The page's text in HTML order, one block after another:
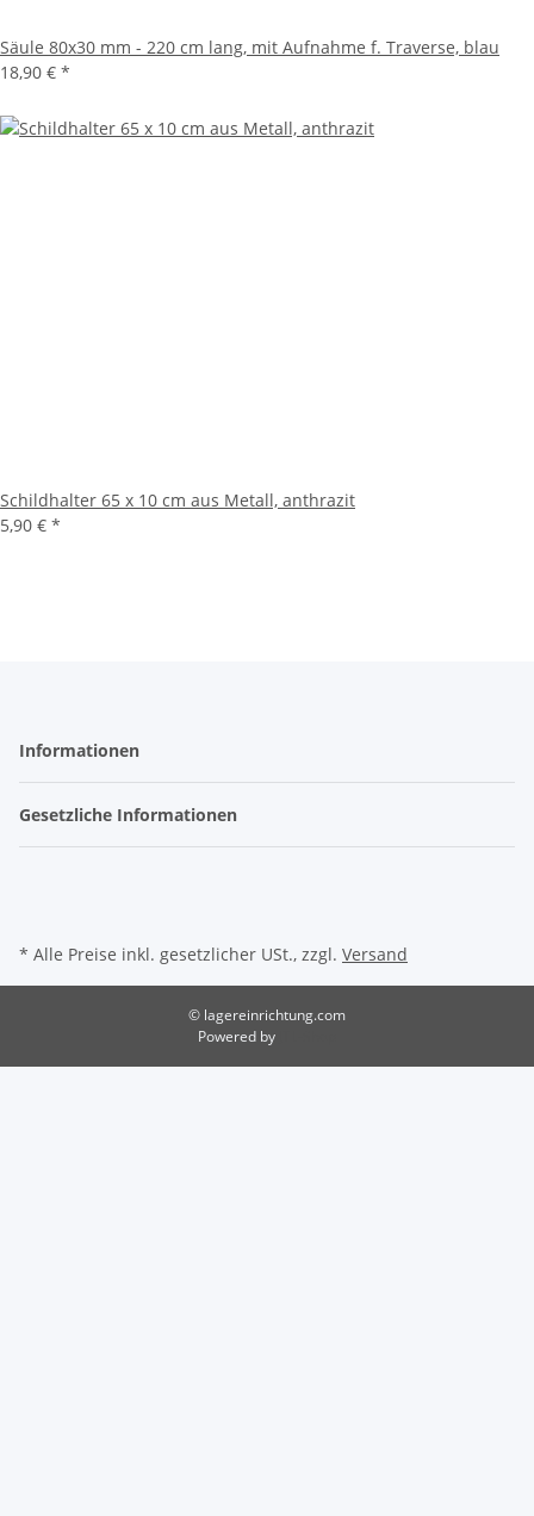
Säule 80x30 mm - 220 cm lang, mit Aufnahme f. Traverse, blau
18,90 € *
Schildhalter 65 x 10 cm aus Metall, anthrazit
5,90 € *
Informationen
Gesetzliche Informationen
* Alle Preise inkl. gesetzlicher USt., zzgl. Versand
© lagereinrichtung.com
Powered by